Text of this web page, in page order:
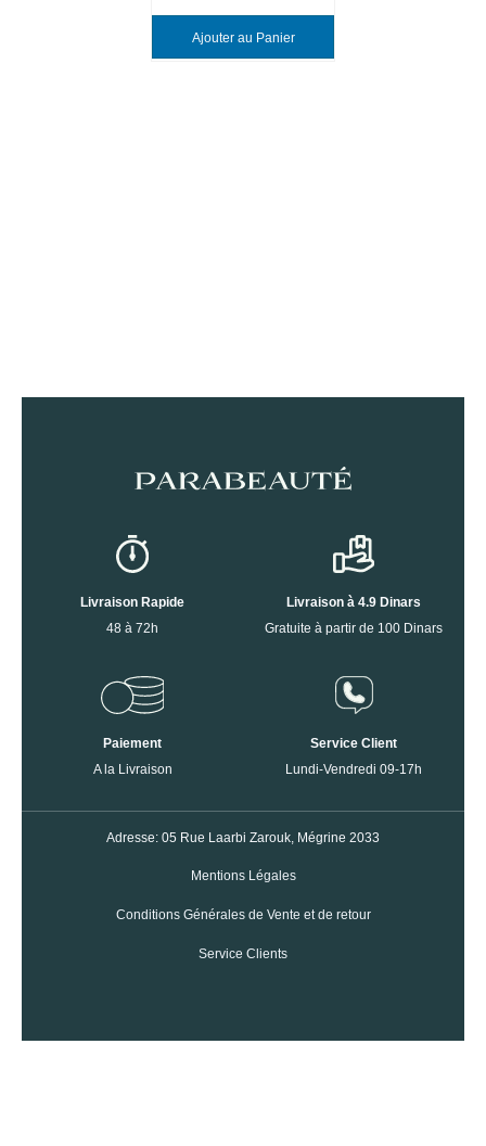
Ajouter au Panier
Livraison Rapide
48 à 72h
Livraison à 4.9 Dinars
Gratuite à partir de 100 Dinars
Paiement
A la Livraison
Service Client
Lundi-Vendredi 09-17h
Adresse: 05 Rue Laarbi Zarouk, Mégrine 2033
Mentions Légales
Conditions Générales de Vente et de retour
Service Clients